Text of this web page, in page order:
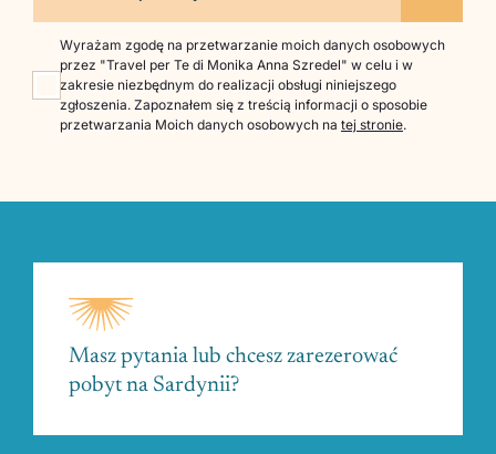
Wyrażam zgodę na przetwarzanie moich danych osobowych
przez "Travel per Te di Monika Anna Szredel" w celu i w
zakresie niezbędnym do realizacji obsługi niniejszego
zgłoszenia. Zapoznałem się z treścią informacji o sposobie
przetwarzania Moich danych osobowych na tej stronie.
Masz pytania lub chcesz zarezerować
pobyt na Sardynii?